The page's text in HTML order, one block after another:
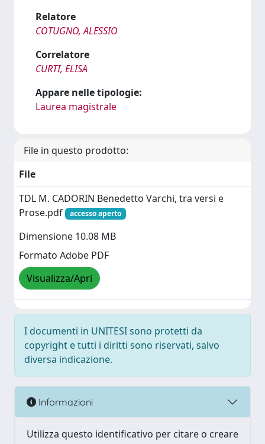
Relatore
COTUGNO, ALESSIO
Correlatore
CURTI, ELISA
Appare nelle tipologie:
Laurea magistrale
File in questo prodotto:
File
TDL M. CADORIN Benedetto Varchi, tra versi e
Prose.pdf
accesso aperto
Dimensione 10.08 MB
Formato Adobe PDF
Visualizza/Apri
I documenti in UNITESI sono protetti da
copyright e tutti i diritti sono riservati, salvo
diversa indicazione.
Informazioni
Utilizza questo identificativo per citare o creare